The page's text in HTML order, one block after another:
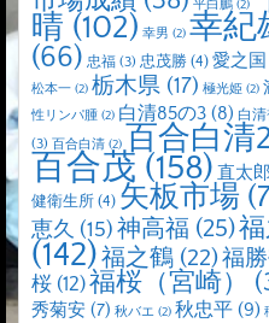
平白鵬 (2)
晴 (102) 幸男 (2) 幸紀
(66) 忠福 (3) 忠茂勝 (4) 愛之国
松本一 (2) 栃木県 (17) 極光姫 (2)
性リンパ腫 (2) 白清85の3 (8) 白
(3) 百合白清 (2) 百合白清
百合茂 (158) 直太郎
健衛生所 (4) 矢板市場
恵久 (15) 神高福 (25)
(142)福之鶴 (22)福
桜 (12)福桜（宮崎）
秀菊安 (7) 秋バエ (2) 秋忠平 (9)